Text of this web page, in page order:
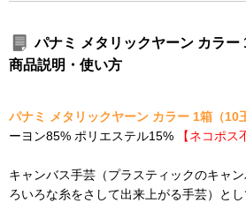
パナミ メタリックヤーン カラ
商品説明・使い方
パナミ メタリックヤーン カラー 1箱（10
ーヨン85% ポリエステル15%
【ネコポス
キャンバス手芸（プラスティックのキャ
ろいろな糸をさして出来上がる手芸）とし